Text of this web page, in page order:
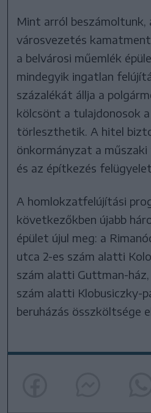
Mint arról beszámoltunk,
városvezetés
a belvárosi műemlék
mindegyik ingatlan
százalékát állja a
kölcsönt a tulajdonosok
törleszthetik. A hitel
önkormányzat a
és az építkezés
A homlokzatfelújítási
következőkben újabb
épület újul meg: a
utca 2-es szám alatti
szám alatti Guttman-ház,
szám alatti Klobusiczky-
beruházás összköltsége